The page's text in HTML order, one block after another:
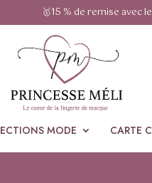
🥇15 % de remise avec
MODE CARTE